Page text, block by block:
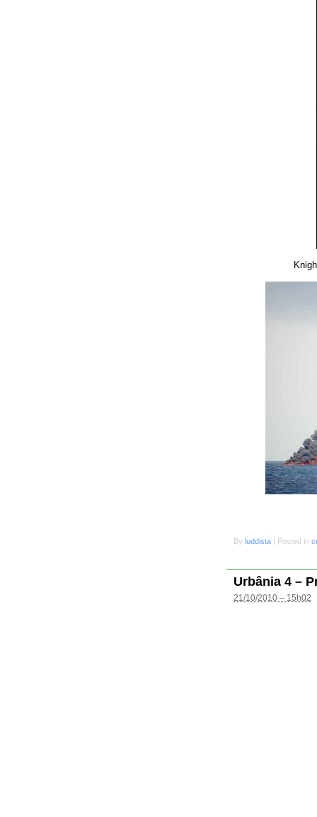
By luddista | Posted in
Urbânia 4 –
21/10/2010 – 15h02